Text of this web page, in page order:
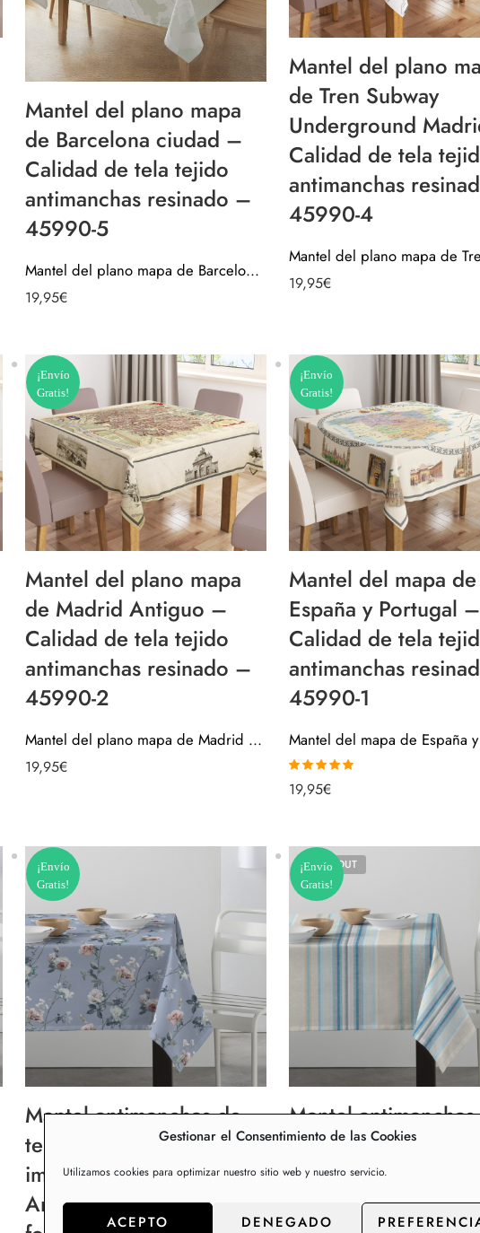
Gestionar el Consentimiento de las Cookies
Utilizamos cookies para optimizar nuestro sitio web y nuestro servicio.
ACEPTO DENEGADO
Mantel del plano mapa
de Barcelona ciudad –
Calidad de tela tejido
antimanchas resinado –
45990-5
Mantel del plano mapa de Barcelona ciudad – Calidad de tela tejido antimanchas resinado – 45990-5
19,95€
Mantel del plano
de Tren Subway
Underground
Calidad de tela
antimanchas
45990-4
19,95€
¡Envío
Gratis!
Mantel del plano mapa
de Madrid Antiguo –
Calidad de tela tejido
antimanchas resinado –
45990-2
Mantel del plano mapa de Madrid Antiguo – Calidad de tela tejido antimanchas resinado – 45990-2
19,95€
¡Envío
Gratis!
Mantel del mapa de
España y Portugal –
Calidad de tela
antimanchas
45990-1
Valorado con
5.00de 5
19,95€
¡Envío
Gratis!
Mantel antimanchas de
tela por metros
impermeable teflon –
Ancho 140cm – Rosas
¡Envío
Gratis!
SOLD OUT
Mantel
tela por metros
impermeable teflon –
Ancho 140cm –